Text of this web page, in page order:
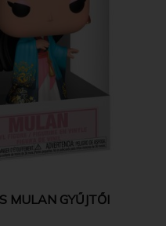
MULAN GYŰJTŐI